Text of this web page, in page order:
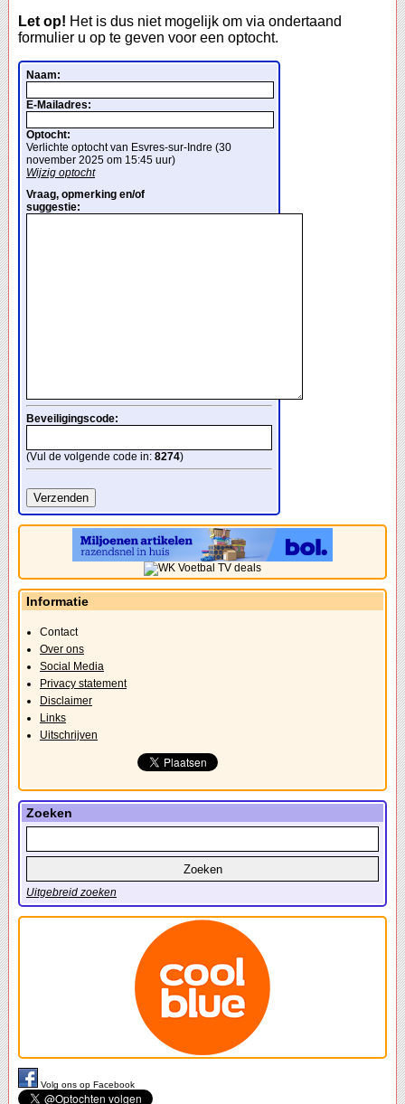
Let op! Het is dus niet mogelijk om via ondertaand
formulier u op te geven voor een optocht.
Naam:
E-Mailadres:
Optocht:
Verlichte optocht van Esvres-sur-Indre (30
november 2025 om 15:45 uur)
Wijzig optocht
Vraag, opmerking en/of
suggestie:
Beveiligingscode:
(Vul de volgende code in: 8274)
Informatie
Contact
Over ons
Social Media
Privacy statement
Disclaimer
Links
Uitschrijven
Zoeken
Uitgebreid zoeken
Volg ons op Facebook